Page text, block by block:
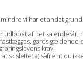
vi har et andet
udløbet af det kalenderår,
gøres gældende
krav.
slette: a) såfremt du